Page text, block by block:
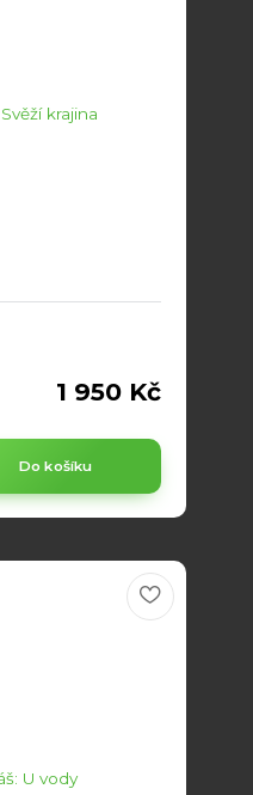
1 950 Kč
Do košíku